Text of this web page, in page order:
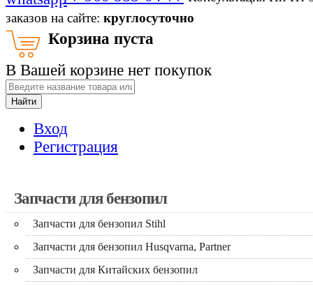
заказов на сайте: круглосуточно
Корзина пуста
В Вашей корзине нет покупок
Найти
Вход
Регистрация
Запчасти для бензопил
Запчасти для бензопил Stihl
Запчасти для бензопил Husqvarna, Partner
Запчасти для Китайских бензопил